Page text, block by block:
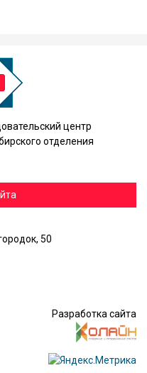
центр
отделения
50
Разработка сайта